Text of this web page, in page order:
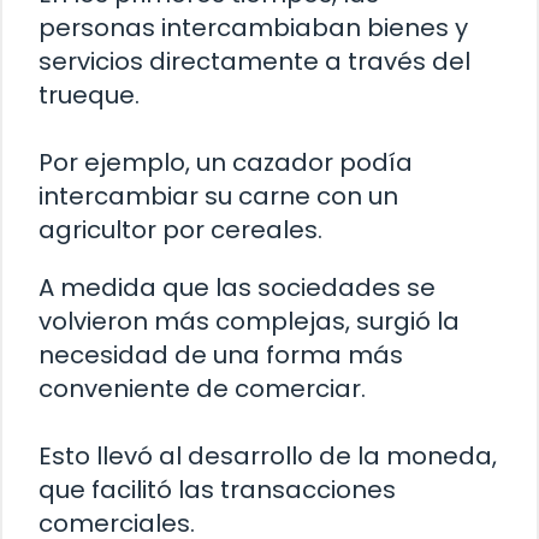
personas intercambiaban bienes y
servicios directamente a través del
trueque.
Por ejemplo, un cazador podía
intercambiar su carne con un
agricultor por cereales.
A medida que las sociedades se
volvieron más complejas, surgió la
necesidad de una forma más
conveniente de comerciar.
Esto llevó al desarrollo de la moneda,
que facilitó las transacciones
comerciales.